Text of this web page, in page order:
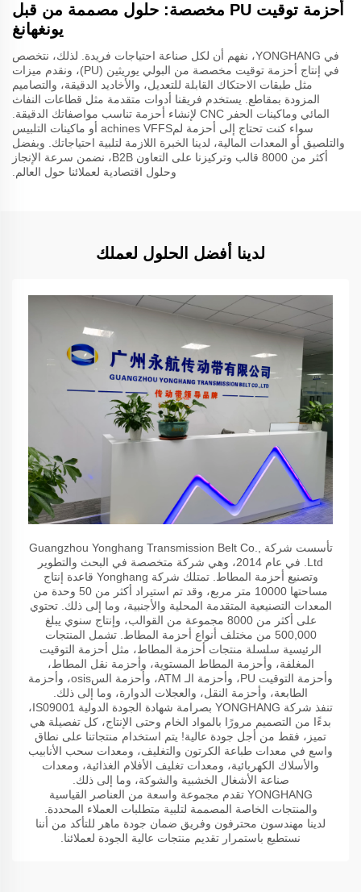
أحزمة توقيت PU مخصصة: حلول مصممة من قبل
يونغهانغ
في YONGHANG، نفهم أن لكل صناعة احتياجات فريدة. لذلك، نتخصص
في إنتاج أحزمة توقيت مخصصة من البولي يوريثين (PU)، ونقدم ميزات
مثل طبقات الاحتكاك القابلة للتعديل، والأخاديد الدقيقة، والتصاميم
المزودة بمقاطع. يستخدم فريقنا أدوات متقدمة مثل قطاعات النفاث
المائي وماكينات الحفر CNC لإنشاء أحزمة تناسب مواصفاتك الدقيقة.
سواء كنت تحتاج إلى أحزمة لمachines VFFS أو ماكينات التلبيس
والتلصيق أو المعدات المالية، لدينا الخبرة اللازمة لتلبية احتياجاتك. وبفضل
أكثر من 8000 قالب وتركيزنا على التعاون B2B، نضمن سرعة الإنجاز
وحلول اقتصادية لعملائنا حول العالم.
لدينا أفضل الحلول لعملك
تأسست شركة Guangzhou Yonghang Transmission Belt Co.,
Ltd. في عام 2014، وهي شركة متخصصة في البحث والتطوير
وتصنيع أحزمة المطاط. تمتلك شركة Yonghang قاعدة إنتاج
مساحتها 10000 متر مربع، وقد تم استيراد أكثر من 50 وحدة من
المعدات التصنيعية المتقدمة المحلية والأجنبية، وما إلى ذلك. تحتوي
على أكثر من 8000 مجموعة من القوالب، وإنتاج سنوي يبلغ
500,000 من مختلف أنواع أحزمة المطاط. تشمل المنتجات
الرئيسية سلسلة منتجات أحزمة المطاط، مثل أحزمة التوقيت
المغلفة، وأحزمة المطاط المستوية، وأحزمة نقل المطاط،
وأحزمة التوقيت PU، وأحزمة الـ ATM، وأحزمة السosis، وأحزمة
الطابعة، وأحزمة النقل، والعجلات الدوارة، وما إلى ذلك.
تنفذ شركة YONGHANG بصرامة شهادة الجودة الدولية IS09001،
بدءًا من التصميم مرورًا بالمواد الخام وحتى الإنتاج، كل تفصيلة هي
تميز، فقط من أجل جودة عالية! يتم استخدام منتجاتنا على نطاق
واسع في معدات طباعة الكرتون والتغليف، ومعدات سحب الأنابيب
والأسلاك الكهربائية، ومعدات تغليف الأفلام الغذائية، ومعدات
صناعة الأشغال الخشبية والشوكة، وما إلى ذلك.
YONGHANG تقدم مجموعة واسعة من العناصر القياسية
والمنتجات الخاصة المصممة لتلبية متطلبات العملاء المحددة.
لدينا مهندسون محترفون وفريق ضمان جودة ماهر للتأكد من أننا
نستطيع باستمرار تقديم منتجات عالية الجودة لعملائنا.